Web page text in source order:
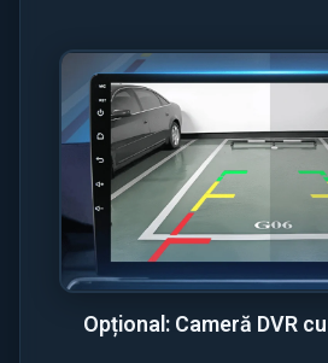
Opțional: Cameră DVR